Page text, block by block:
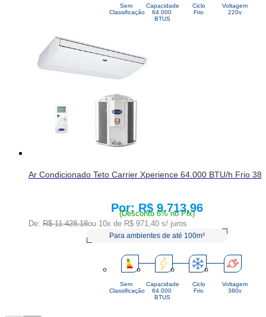
Sem
Classificação
Capacidade
64.000
BTUS
Ciclo
Frio
Voltagem
220v
Ar Condicionado Teto Carrier Xperience 64.000 BTU/h Frio
Price:
R$ 9.713,96
(Desconto 6% no Pix)
De: R$ 11.428,18ou 10x de R$ 971,40 s/ juros
Para ambientes de até 100m²
Sem
Classificação
Capacidade
64.000
BTUS
Ciclo
Frio
Voltagem
380v